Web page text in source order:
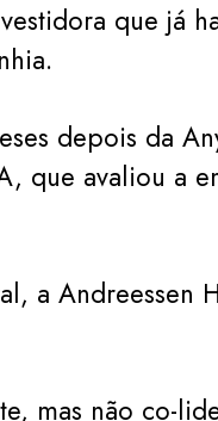
que já
depois da
que avaliou a
a Andreessen
mas não co-